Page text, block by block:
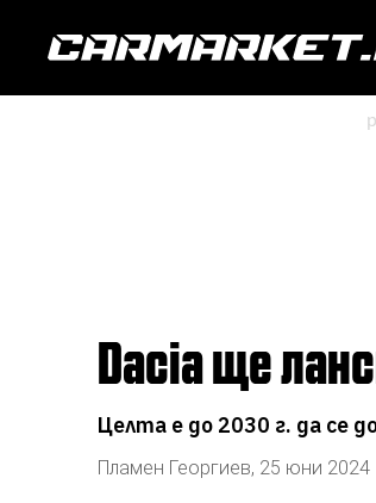
Dacia ще
Целта е до 2030 г. да се
Пламен Георгиев, 25 юни 2024